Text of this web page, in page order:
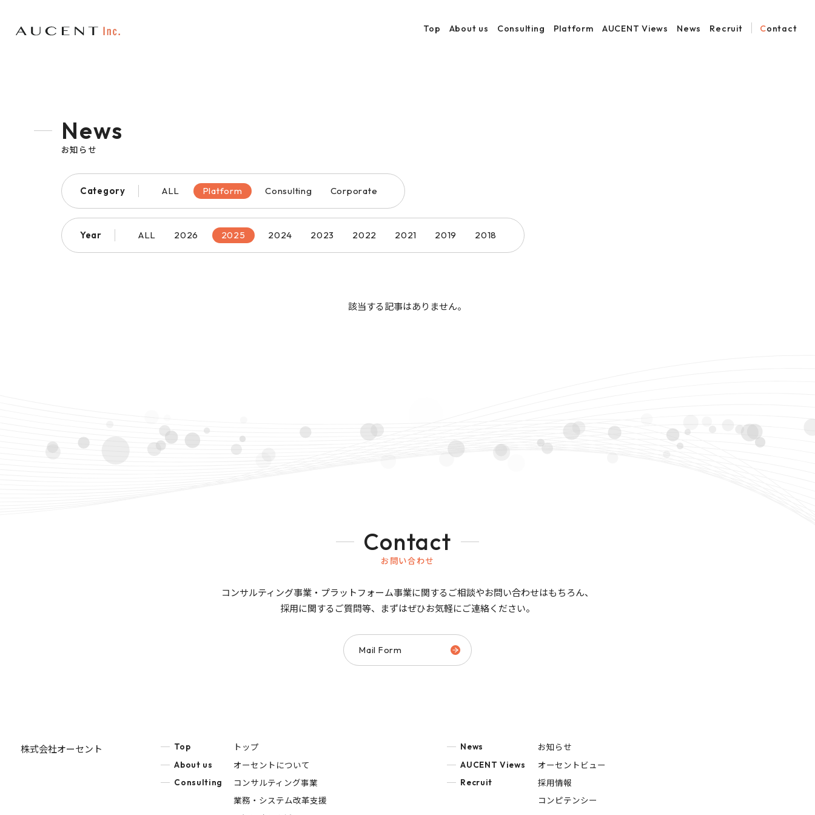
Top About us Consulting Platform AUCENT Views News Recruit Contact
News
お知らせ
Category ALL Platform Consulting Corporate
Year ALL 2026 2025 2024 2023 2022 2021 2019 2018
該当する記事はありません。
Contact
お問い合わせ
コンサルティング事業・プラットフォーム事業に関するご相談やお問い合わせはもちろん、
採用に関するご質問等、まずはぜひお気軽にご連絡ください。
Mail Form
株式会社オーセント Top トップ
About us オーセントについて
Consulting
コンサルティング事業
業務・システム改革支援
News お知らせ
AUCENT Views オーセントビュー
Recruit
採用情報
コンピテンシー